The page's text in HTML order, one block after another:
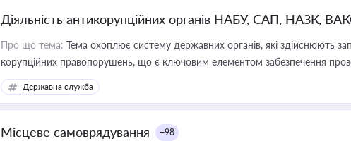
Діяльність антикорупційних органів НАБУ, САП, НАЗК,
Про що тема: Тема охоплює систему державних органів, які здійснюють
корупційних правопорушень, що є ключовим елементом забезпечення
та бізнесі
Державна служба
Місцеве самоврядування +98